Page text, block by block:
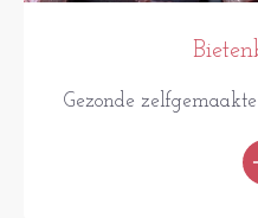
Gezonde